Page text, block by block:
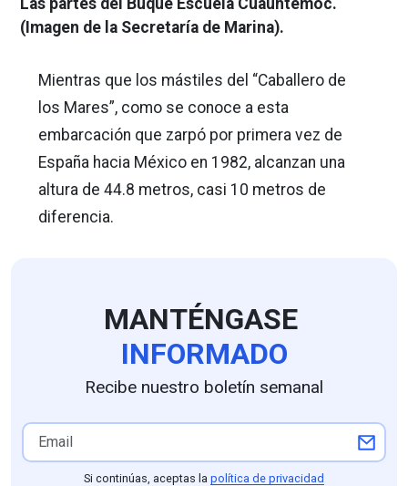
(Imagen de la Secretaría de Marina).
Mientras que los mástiles del “Caballero de
los Mares”, como se conoce a esta
embarcación que zarpó por primera vez de
España hacia México en 1982, alcanzan una
altura de 44.8 metros, casi 10 metros de
diferencia.
MANTÉNGASE
INFORMADO
Recibe nuestro boletín semanal
Si continúas, aceptas la política de privacidad